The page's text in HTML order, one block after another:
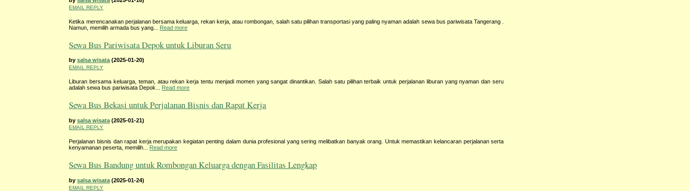
EMAIL REPLY
Ketika merencanakan perjalanan bersama keluarga, rekan kerja, atau rombongan, salah satu pilihan transportasi yang paling nyaman adalah sewa bus pariwisata Tangerang .
Namun, memilih armada bus yang... Read more
Sewa Bus Pariwisata Depok untuk Liburan Seru
bysalsa wisata (2025-01-20)
EMAIL REPLY
Liburan bersama keluarga, teman, atau rekan kerja tentu menjadi momen yang sangat dinantikan. Salah satu pilihan terbaik untuk perjalanan liburan yang nyaman dan seru
adalah sewa bus pariwisata Depok... Read more
Sewa Bus Bekasi untuk Perjalanan Bisnis dan Rapat Kerja
bysalsa wisata (2025-01-21)
EMAIL REPLY
Perjalanan bisnis dan rapat kerja merupakan kegiatan penting dalam dunia profesional yang sering melibatkan banyak orang. Untuk memastikan kelancaran perjalanan serta
kenyamanan peserta, memilih... Read more
Sewa Bus Bandung untuk Rombongan Keluarga dengan Fasilitas Lengkap
bysalsa wisata (2025-01-24)
EMAIL REPLY